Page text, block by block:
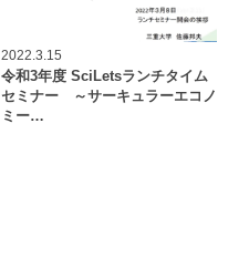
2022.3.15
令和3年度 SciLetsランチタイム
セミナー ～サーキュラーエコノ
ミー…